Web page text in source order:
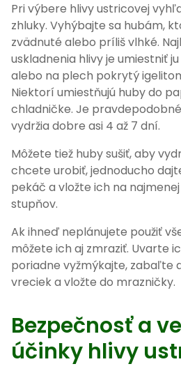
Pri výbere hlivy ustricovej
zhluky. Vyhýbajte sa hubám,
zvädnuté alebo príliš vlhké.
uskladnenia hlivy je umiestniť
alebo na plech pokrytý
Niektorí umiestňujú huby do
chladničke. Je
vydržia dobre asi 4 až 7 dní.
Môžete tiež huby sušiť, aby
chcete urobiť, jednoducho
pekáč a vložte ich na
stupňov.
Ak ihneď neplánujete použiť
môžete ich aj zmraziť. Uvarte
poriadne vyžmýkajte, zabaľte
vreciek a vložte do mrazničky.
Bezpečnosť a
účinky hlivy